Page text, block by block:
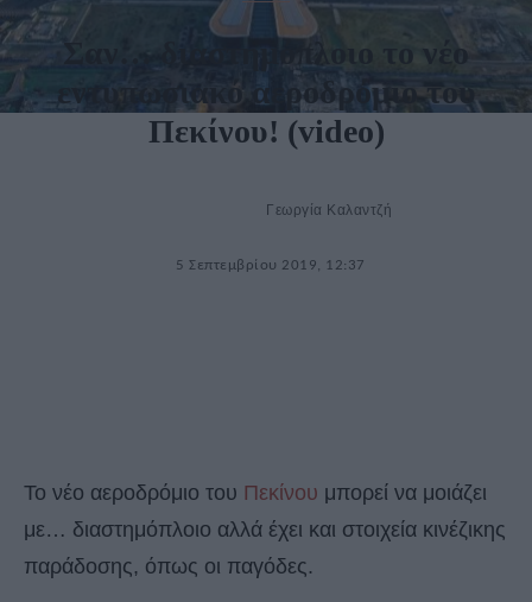
Σαν… διαστημόπλοιο το νέο
εντυπωσιακό αεροδρόμιο του
Πεκίνου! (video)
Γεωργία Καλαντζή
5 Σεπτεμβρίου 2019, 12:37
Το νέο αεροδρόμιο του Πεκίνου μπορεί να μοιάζει
με… διαστημόπλοιο αλλά έχει και στοιχεία κινέζικης
παράδοσης, όπως οι παγόδες.